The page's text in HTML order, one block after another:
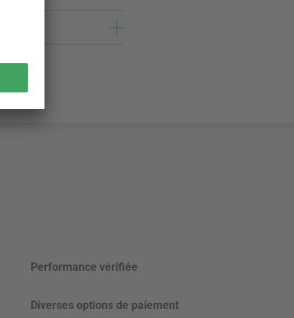
Performance vérifiée
Diverses options de paiement